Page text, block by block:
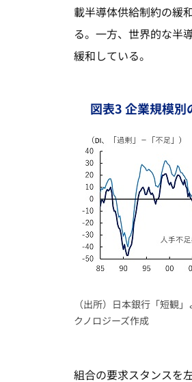
載半導体供給制約の緩
る。一方、世界的な半
緩和している。
図表3 企業規模
（出所）日本銀行「短観
クノロジーズ作成
組合の要求スタンスを